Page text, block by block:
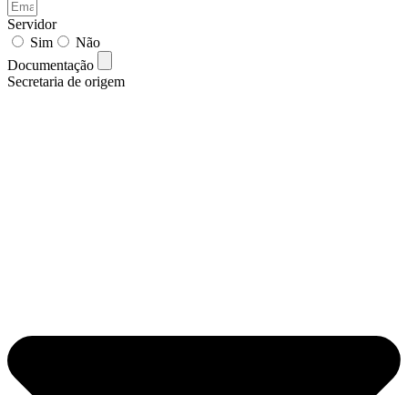
Servidor
Sim
Não
Documentação
Secretaria de origem